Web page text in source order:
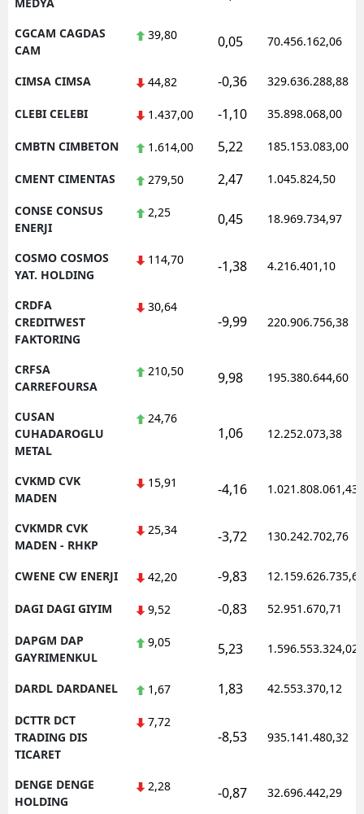
CGCAM CAGDAS
CAM
39,80 0,05 70.456.162,06
CIMSA CIMSA 44,82 -0,36 329.636.288,88
CLEBI CELEBI 1.437,00 -1,10 35.898.068,00
CMBTN CIMBETON 1.614,00 5,22 185.153.083,00
CMENT CIMENTAS 279,50 2,47 1.045.824,50
CONSE CONSUS
ENERJI
2,25 0,45 18.969.734,97
COSMO COSMOS
YAT. HOLDING
114,70 -1,38 4.216.401,10
CRDFA
CREDITWEST
FAKTORING
30,64
-9,99 220.906.756,38
CRFSA
CARREFOURSA
210,50 9,98 195.380.644,60
CUSAN
CUHADAROGLU
METAL
24,76
1,06 12.252.073,38
CVKMD CVK
MADEN
15,91 -4,16 1.021.808.061,43
CVKMDR CVK
MADEN - RHKP
25,34 -3,72 130.242.702,76
CWENE CW ENERJI 42,20 -9,83 12.159.626.735,62
DAGI DAGI GIYIM 9,52 -0,83 52.951.670,71
DAPGM DAP
GAYRIMENKUL
9,05 5,23 1.596.553.324,02
DARDL DARDANEL 1,67 1,83 42.553.370,12
DCTTR DCT
TRADING DIS
TICARET
7,72
-8,53 935.141.480,32
DENGE DENGE
HOLDING
2,28 -0,87 32.696.442,29